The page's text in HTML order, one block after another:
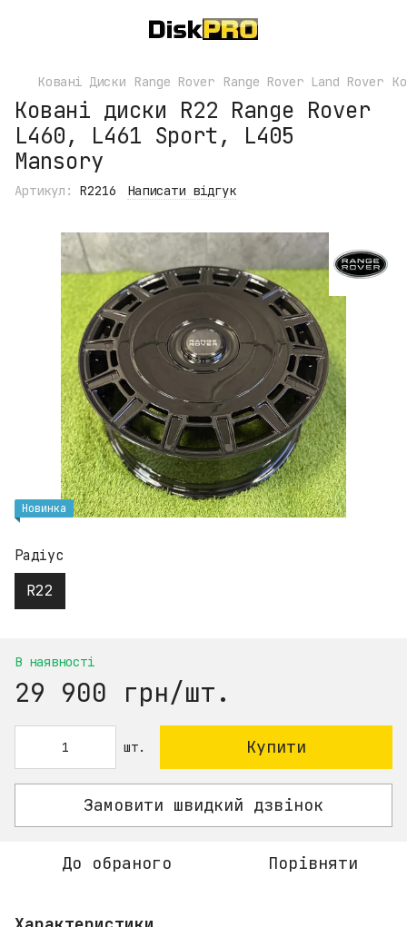
Ковані Диски Range Rover Range Rover Land Rover
Ковані диски R22 Range Rover
L460, L461 Sport, L405
Mansory
Артикул: R2216 Написати відгук
Новинка
Радіус
R22
В наявності
29 900 грн/шт.
шт. Купити
Замовити швидкий дзвінок
До обраного Порівняти